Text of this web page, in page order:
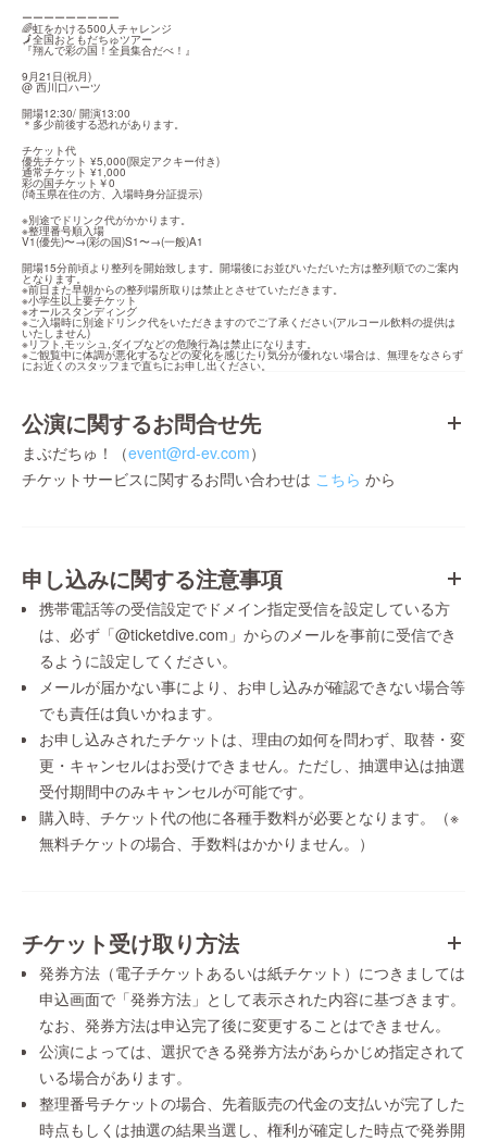
ーーーーーーーーー
🌈虹をかける500人チャレンジ
🗾全国おともだちゅツアー
『翔んで彩の国！全員集合だべ！』
9月21日(祝月)
@ 西川口ハーツ
開場12:30/ 開演13:00
＊多少前後する恐れがあります。
チケット代
優先チケット ¥5,000(限定アクキー付き)
通常チケット ¥1,000
彩の国チケット￥0
(埼玉県在住の方、入場時身分証提示)
※別途でドリンク代がかかります。
※整理番号順入場
V1(優先)〜→(彩の国)S1〜→(一般)A1
開場15分前頃より整列を開始致します。開場後にお並びいただいた方は整列順でのご案内
となります。
※前日また早朝からの整列場所取りは禁止とさせていただきます。
※小学生以上要チケット
※オールスタンディング
※ご入場時に別途ドリンク代をいただきますのでご了承ください(アルコール飲料の提供は
いたしません)
※リフト,モッシュ,ダイブなどの危険行為は禁止になります。
※ご観覧中に体調が悪化するなどの変化を感じたり気分が優れない場合は、無理をなさらず
にお近くのスタッフまで直ちにお申し出ください。
公演に関するお問合せ先
まぶだちゅ！（event@rd-ev.com）
チケットサービスに関するお問い合わせは こちら から
申し込みに関する注意事項
携帯電話等の受信設定でドメイン指定受信を設定している方
は、必ず「@ticketdive.com」からのメールを事前に受信でき
るように設定してください。
メールが届かない事により、お申し込みが確認できない場合等
でも責任は負いかねます。
お申し込みされたチケットは、理由の如何を問わず、取替・変
更・キャンセルはお受けできません。ただし、抽選申込は抽選
受付期間中のみキャンセルが可能です。
購入時、チケット代の他に各種手数料が必要となります。（※
無料チケットの場合、手数料はかかりません。）
チケット受け取り方法
発券方法（電子チケットあるいは紙チケット）につきましては
申込画面で「発券方法」として表示された内容に基づきます。
なお、発券方法は申込完了後に変更することはできません。
公演によっては、選択できる発券方法があらかじめ指定されて
いる場合があります。
整理番号チケットの場合、先着販売の代金の支払いが完了した
時点もしくは抽選の結果当選し、権利が確定した時点で発券開